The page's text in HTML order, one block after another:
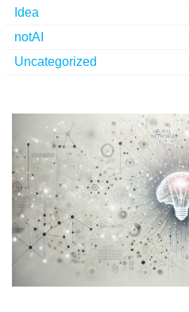
Idea
notAI
Uncategorized